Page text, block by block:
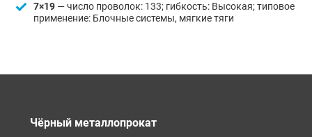
7×19— число проволок: 133; гибкость: Высокая; типовое
применение: Блочные системы, мягкие тяги
Чёрный металлопрокат